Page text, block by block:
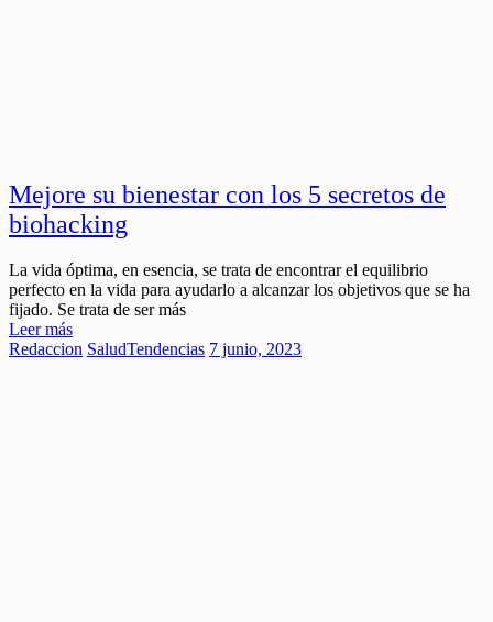
Mejore su bienestar con los 5 secretos de
biohacking
La vida óptima, en esencia, se trata de encontrar el equilibrio
perfecto en la vida para ayudarlo a alcanzar los objetivos que se ha
fijado. Se trata de ser más
Leer más
Redaccion SaludTendencias 7 junio, 2023